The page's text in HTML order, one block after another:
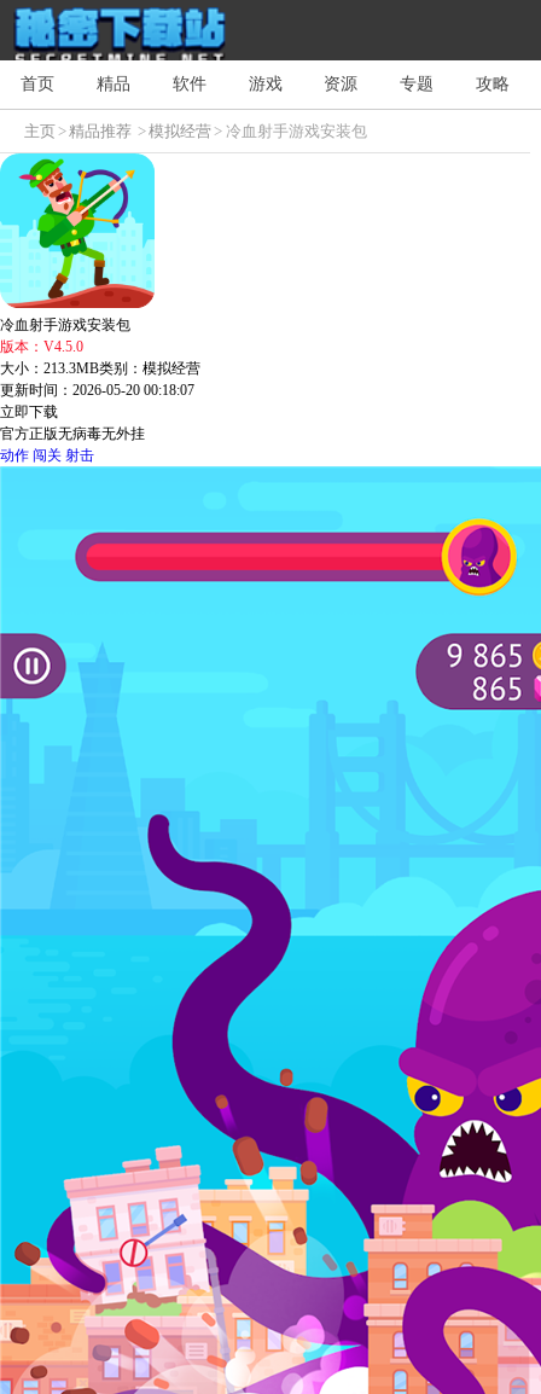
首页 精品 软件 游戏 资源 专题 攻略
主页>精品推荐 >模拟经营> 冷血射手游戏安装包
冷血射手游戏安装包
版本：V4.5.0
大小：213.3MB类别：模拟经营
更新时间：2026-05-20 00:18:07
立即下载
官方正版无病毒无外挂
动作 闯关 射击